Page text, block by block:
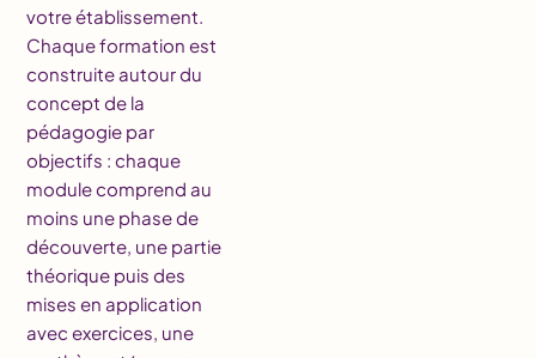
votre établissement.
Chaque formation est
construite autour du
concept de la
pédagogie par
objectifs : chaque
module comprend au
moins une phase de
découverte, une partie
théorique puis des
mises en application
avec exercices, une